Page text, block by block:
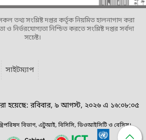
তথ্য সংশ্লিষ্ট দপ্তর কর্তৃক নিয়মিত হালনাগাদ করা
ও নির্ভরযোগ্যতা নিশ্চিত করতে সংশ্লিষ্ট দপ্তর সর্বদা
সচেষ্ট।
সাইটম্যাপ
হয়েছে: রবিবার, ৯ আগস্ট, ২০২৬ এ ১৬:০৮:০৫
বিভাগ, এটুআই, বিসিসি, ডিওআইসিটি ও বেসিস।